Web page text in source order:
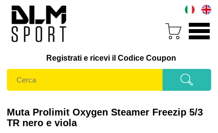
Registrati e ricevi il Codice Coupon
Muta Prolimit Oxygen Steamer Freezip 5/3
TR nero e viola